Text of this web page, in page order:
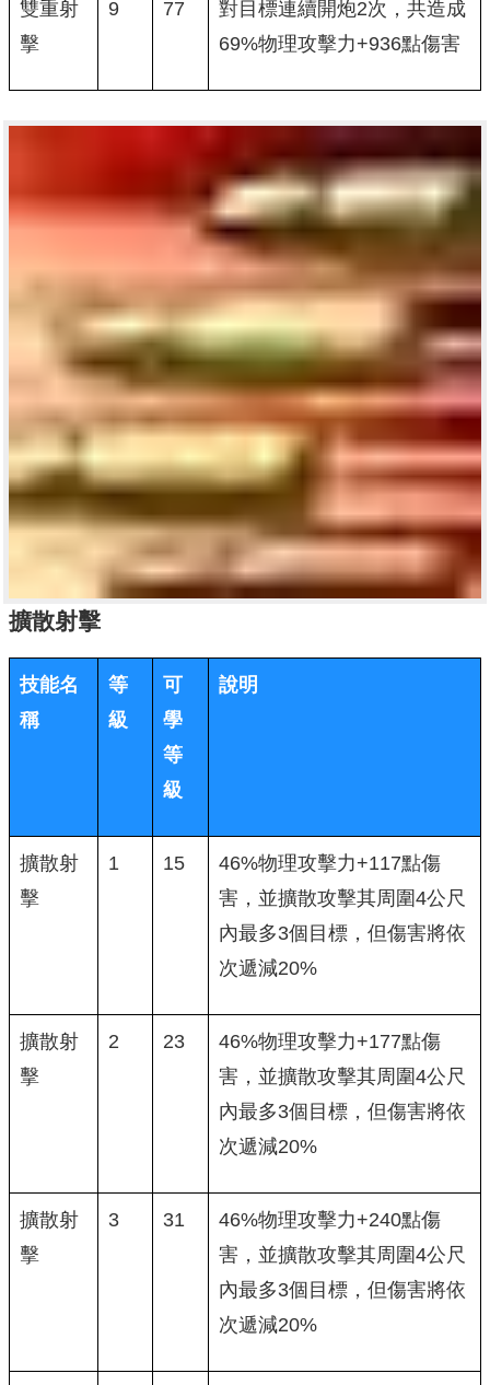
雙重射
擊
9 77
對目標連續開炮2次，共造成
69%物理攻擊力+936點傷害
擴散射擊
技能名
稱
等
級
可
學
等
級
說明
擴散射
擊
1 15
46%物理攻擊力+117點傷
害，並擴散攻擊其周圍4公尺
內最多3個目標，但傷害將依
次遞減20%
擴散射
擊
2 23
46%物理攻擊力+177點傷
害，並擴散攻擊其周圍4公尺
內最多3個目標，但傷害將依
次遞減20%
擴散射
擊
3 31
46%物理攻擊力+240點傷
害，並擴散攻擊其周圍4公尺
內最多3個目標，但傷害將依
次遞減20%